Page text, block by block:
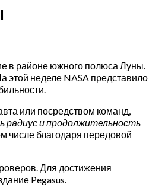
в районе южного полюса Луны.
этой неделе NASA представило
или посредством команд,
радиус и продолжительность
числе благодаря передовой
Для достижения
Pegasus.